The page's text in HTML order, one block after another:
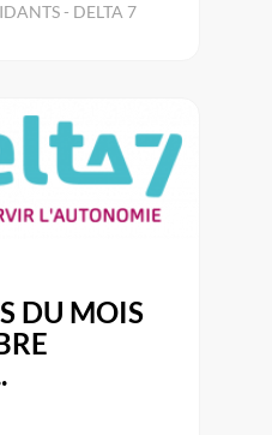
- DELTA 7
DU MOIS